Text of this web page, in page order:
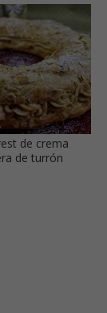
de crema
de turrón